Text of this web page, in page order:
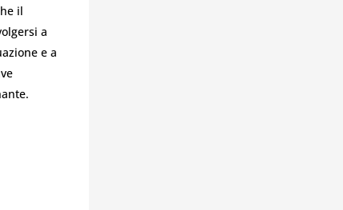
il
a
e a